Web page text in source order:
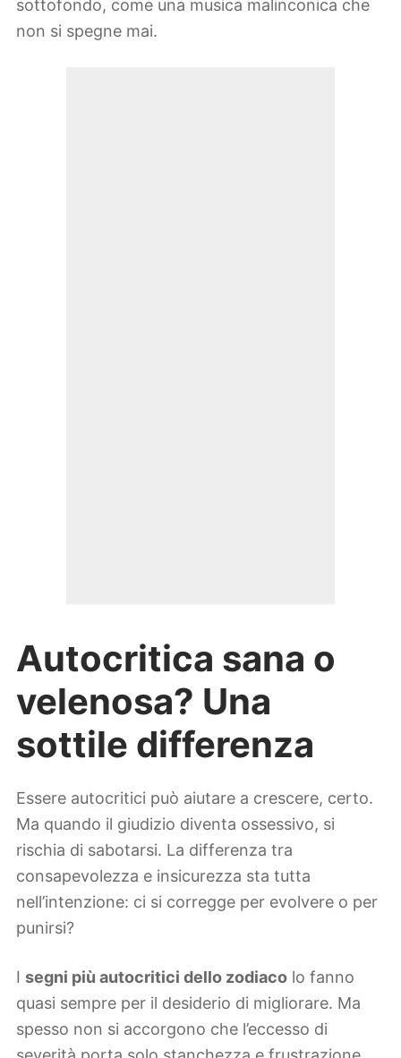
sottofondo, come una musica malinconica che
non si spegne mai.
Autocritica sana o
velenosa? Una
sottile differenza
Essere autocritici può aiutare a crescere, certo.
Ma quando il giudizio diventa ossessivo, si
rischia di sabotarsi. La differenza tra
consapevolezza e insicurezza sta tutta
nell’intenzione: ci si corregge per evolvere o per
punirsi?
I segni più autocritici dello zodiaco lo fanno
quasi sempre per il desiderio di migliorare. Ma
spesso non si accorgono che l’eccesso di